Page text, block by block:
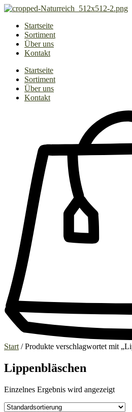
Zum
springenStartseite
Sortiment
Über uns
Kontakt
Startseite
Sortiment
Über uns
Kontakt
Start / Produkte verschlagwortet mit
Lippenbläschen
Einzelnes Ergebnis wird angezeigt